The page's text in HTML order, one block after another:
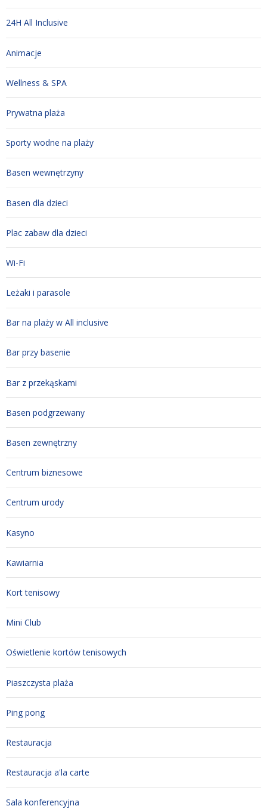
24H All Inclusive
Animacje
Wellness & SPA
Prywatna plaża
Sporty wodne na plaży
Basen wewnętrzyny
Basen dla dzieci
Plac zabaw dla dzieci
Wi-Fi
Leżaki i parasole
Bar na plaży w All inclusive
Bar przy basenie
Bar z przekąskami
Basen podgrzewany
Basen zewnętrzny
Centrum biznesowe
Centrum urody
Kasyno
Kawiarnia
Kort tenisowy
Mini Club
Oświetlenie kortów tenisowych
Piaszczysta plaża
Ping pong
Restauracja
Restauracja a'la carte
Sala konferencyjna